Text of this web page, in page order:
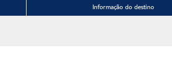
Informação do destino